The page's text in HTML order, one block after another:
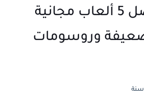
تحميل أفضل 5 ألعاب مجانية
وروسومات